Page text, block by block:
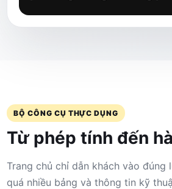
BỘ CÔNG CỤ THỰC DỤNG
Từ phép tính đến
Trang chủ chỉ dẫn khách vào đúng
quá nhiều bảng và thông tin kỹ